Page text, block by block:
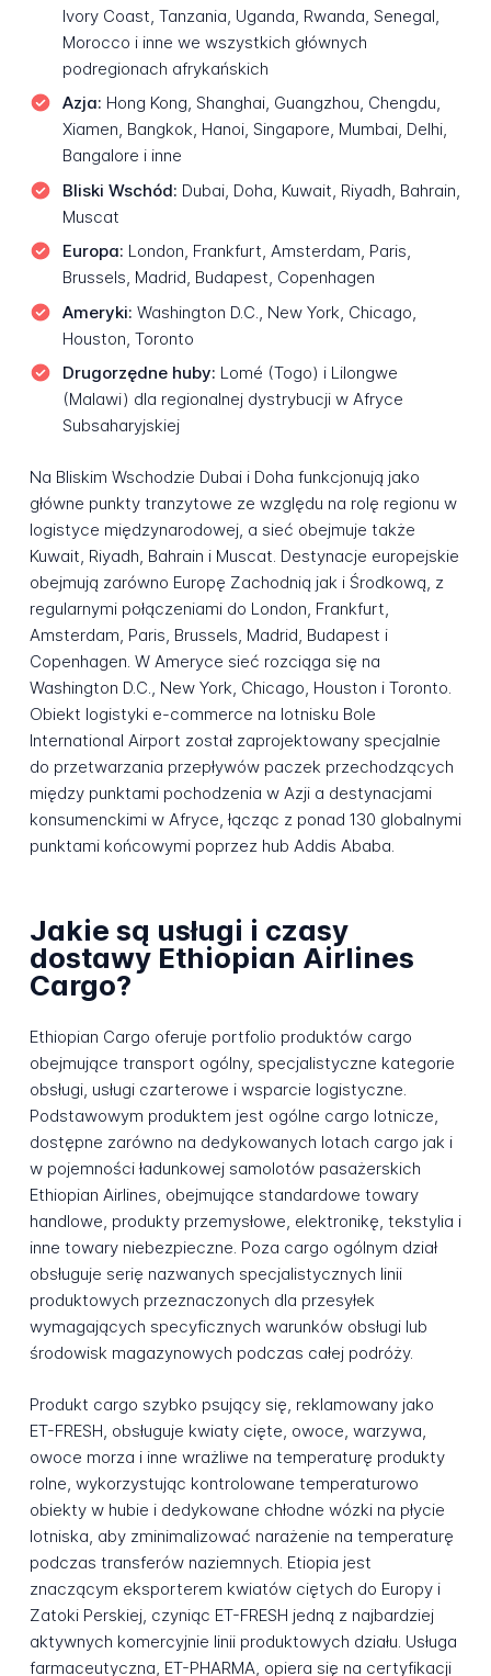
Ivory Coast, Tanzania, Uganda, Rwanda, Senegal,
Morocco i inne we wszystkich głównych
podregionach afrykańskich
Azja: Hong Kong, Shanghai, Guangzhou, Chengdu,
Xiamen, Bangkok, Hanoi, Singapore, Mumbai, Delhi,
Bangalore i inne
Bliski Wschód: Dubai, Doha, Kuwait, Riyadh, Bahrain,
Muscat
Europa: London, Frankfurt, Amsterdam, Paris,
Brussels, Madrid, Budapest, Copenhagen
Ameryki: Washington D.C., New York, Chicago,
Houston, Toronto
Drugorzędne huby: Lomé (Togo) i Lilongwe
(Malawi) dla regionalnej dystrybucji w Afryce
Subsaharyjskiej
Na Bliskim Wschodzie Dubai i Doha funkcjonują jako
główne punkty tranzytowe ze względu na rolę regionu w
logistyce międzynarodowej, a sieć obejmuje także
Kuwait, Riyadh, Bahrain i Muscat. Destynacje europejskie
obejmują zarówno Europę Zachodnią jak i Środkową, z
regularnymi połączeniami do London, Frankfurt,
Amsterdam, Paris, Brussels, Madrid, Budapest i
Copenhagen. W Ameryce sieć rozciąga się na
Washington D.C., New York, Chicago, Houston i Toronto.
Obiekt logistyki e-commerce na lotnisku Bole
International Airport został zaprojektowany specjalnie
do przetwarzania przepływów paczek przechodzących
między punktami pochodzenia w Azji a destynacjami
konsumenckimi w Afryce, łącząc z ponad 130 globalnymi
punktami końcowymi poprzez hub Addis Ababa.
Jakie są usługi i czasy
dostawy Ethiopian Airlines
Cargo?
Ethiopian Cargo oferuje portfolio produktów cargo
obejmujące transport ogólny, specjalistyczne kategorie
obsługi, usługi czarterowe i wsparcie logistyczne.
Podstawowym produktem jest ogólne cargo lotnicze,
dostępne zarówno na dedykowanych lotach cargo jak i
w pojemności ładunkowej samolotów pasażerskich
Ethiopian Airlines, obejmujące standardowe towary
handlowe, produkty przemysłowe, elektronikę, tekstylia i
inne towary niebezpieczne. Poza cargo ogólnym dział
obsługuje serię nazwanych specjalistycznych linii
produktowych przeznaczonych dla przesyłek
wymagających specyficznych warunków obsługi lub
środowisk magazynowych podczas całej podróży.
Produkt cargo szybko psujący się, reklamowany jako
ET-FRESH, obsługuje kwiaty cięte, owoce, warzywa,
owoce morza i inne wrażliwe na temperaturę produkty
rolne, wykorzystując kontrolowane temperaturowo
obiekty w hubie i dedykowane chłodne wózki na płycie
lotniska, aby zminimalizować narażenie na temperaturę
podczas transferów naziemnych. Etiopia jest
znaczącym eksporterem kwiatów ciętych do Europy i
Zatoki Perskiej, czyniąc ET-FRESH jedną z najbardziej
aktywnych komercyjnie linii produktowych działu. Usługa
farmaceutyczna, ET-PHARMA, opiera się na certyfikacji